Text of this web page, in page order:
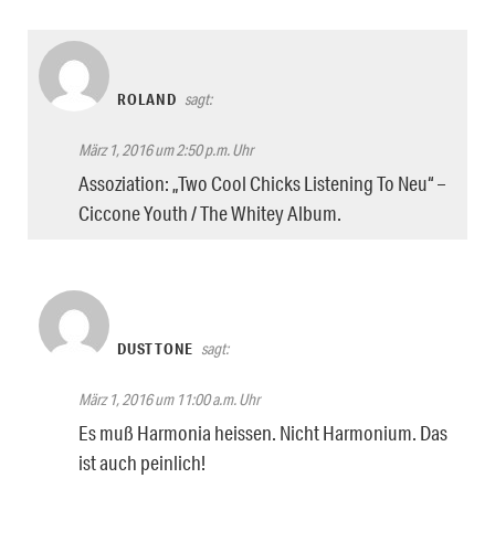
ROLAND sagt:
März 1, 2016 um 2:50 p.m. Uhr
Assoziation: „Two Cool Chicks Listening To Neu“ –
Ciccone Youth / The Whitey Album.
DUSTTONE sagt:
März 1, 2016 um 11:00 a.m. Uhr
Es muß Harmonia heissen. Nicht Harmonium. Das
ist auch peinlich!